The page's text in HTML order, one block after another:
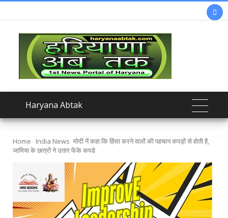

Haryana Abtak
Home India News मोदी नें कहा कि हिंसा करने वालों की पहचान कपड़ों से होती है,
जामिया के छात्रों ने उतार फेंके कपडे